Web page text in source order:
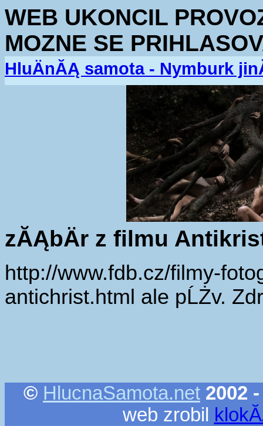
WEB UKONCIL
MOZNE SE
HluÄnĂĄ samota - Nymburk
zĂĄbÄr z filmu
http://www.fdb.cz/filmy-
antichrist.html ale pĹŻv.
© HlucnaSamota.net 2002
web zrobil